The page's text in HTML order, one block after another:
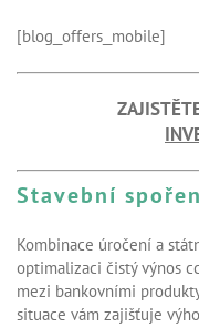
[blog_offers_mobile]
Stavební
Kombinace úročení a
optimalizaci čistý výnos
mezi bankovními
situace vám zajišťuje